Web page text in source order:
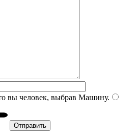
вы человек, выбрав Машину.